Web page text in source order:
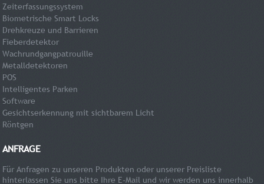
Zeiterfassungssystem
Biometrische Smart Locks
Drehkreuze und Barrieren
Fieberdetektor
Wachrundgangpatrouille
Metalldetektoren
POS
Intelligentes Parken
Software
Gesichtserkennung mit sichtbarem Licht
Röntgen
ANFRAGE
Für Anfragen zu unseren Produkten oder unserer Preisliste
hinterlassen Sie uns bitte Ihre E-Mail und wir werden uns innerhalb